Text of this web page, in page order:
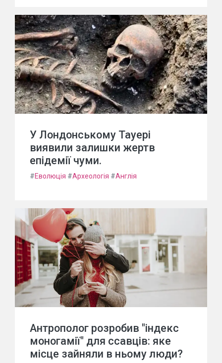
У Лондонському Тауері
виявили залишки жертв
епідемії чуми.
#Еволюція #Археологія #Англія
Антрополог розробив "індекс
моногамії" для ссавців: яке
місце зайняли в ньому люди?